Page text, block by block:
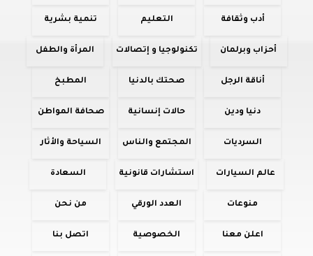
أدب وثقافة التعليم تنمية بشرية
أحزاب وبرلمان تكنولوجيا و إتصالات المرأة والطفل
أناقة الرجل صحتك بالدنيا المطبخ
دنيا ودين حالات إنسانية صحافة المواطن
السرديات المجتمع والناس السياحة والأثار
عالم السيارات استشارات قانونية السعادة
منوعات العدد الورقي من نحن
اعلن معنا الخصوصية اتصل بنا